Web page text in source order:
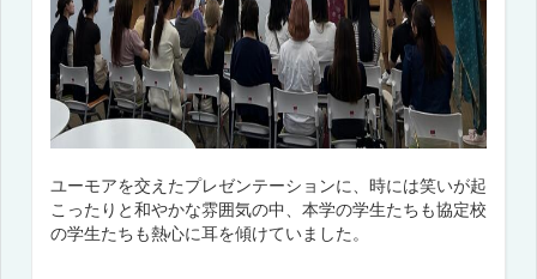
ユーモアを交えたプレゼンテーションに、時には笑いが起
こったりと和やかな雰囲気の中、本学の学生たちも協定校
の学生たちも熱心に耳を傾けていました。